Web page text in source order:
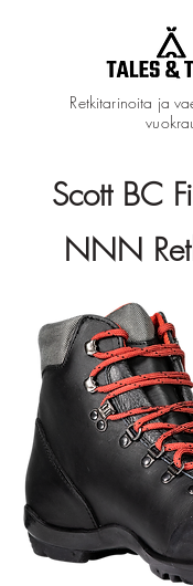
Retkitarinoita ja
Scott BC
NNN